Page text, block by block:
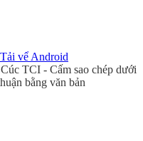
Tải vể Android
TCI - Cấm sao chép dưới
bằng văn bản